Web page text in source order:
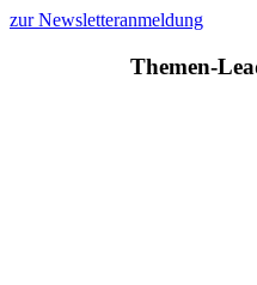
zur Newsletteranmeldung
Themen-